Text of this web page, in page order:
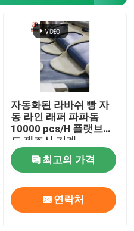
자동화된 라바쉬 빵 자
동 라인 래퍼 파파돔
10000 pcs/H 플랫브레
드 제조사 기계
최고의 가격
연락처